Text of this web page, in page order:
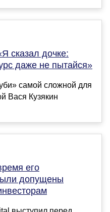
сказал дочке:
даже не пытайся»
самой сложной для
Вася Кузякин
его
допущены